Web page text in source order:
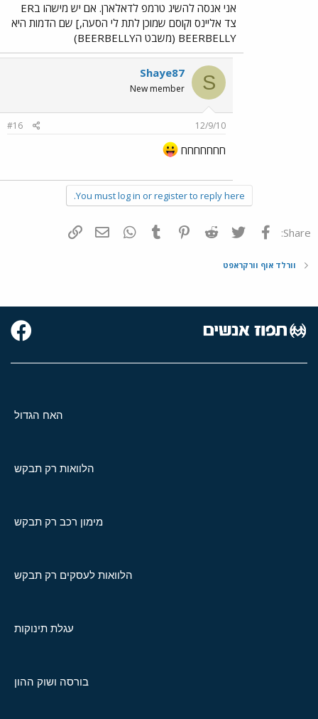
אני אנסה להשיג טרמפ לדאלארן. אם יש מישהו בER
צד אליינס וקוסם שמוכן לתת לי הסעה,] שם הדמות היא
BEERBELLY (משבט הBEERBELLY)
S
Shaye87
New member
12/9/10
#16
חחחחחחח
You must log in or register to reply here.
Share: פייסבוק Twitter
Reddit
Pinterest
Tumblr
WhatsAppדואר אלקטרוני
וורלד אוף וורקראפט
האח הגדול
הלוואות רק תבקש
מימון רכב רק תבקש
הלוואות לעסקים רק תבקש
עגלת תינוקות
בורסה ושוק ההון